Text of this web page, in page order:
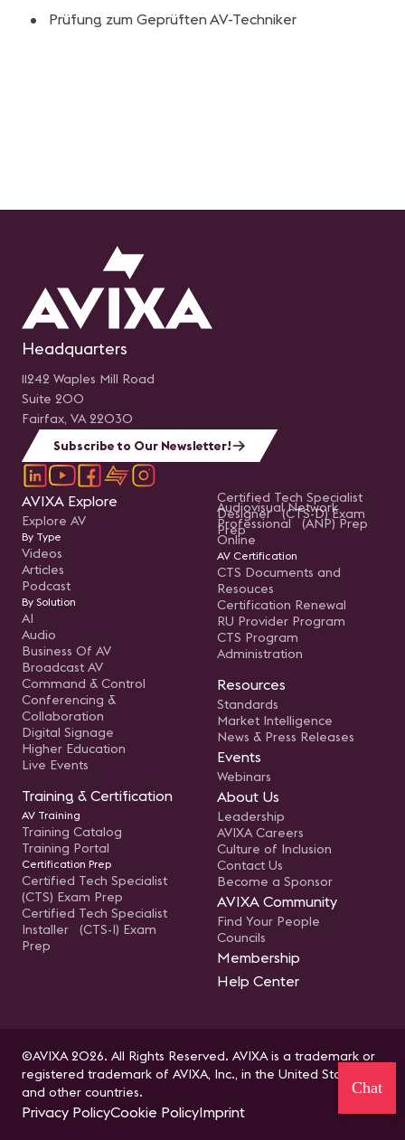
Prüfung zum Geprüften AV-Techniker
Headquarters
11242 Waples Mill Road
Suite 200
Fairfax, VA 22030
Subscribe to Our Newsletter!
AVIXA Explore
Explore AV
By Type
Videos
Articles
Podcast
By Solution
AI
Audio
Business Of AV
Broadcast AV
Command & Control
Conferencing &
Collaboration
Digital Signage
Higher Education
Live Events
Training & Certification
AV Training
Training Catalog
Training Portal
Certification Prep
Certified Tech Specialist
(CTS) Exam Prep
Certified Tech Specialist
Installer (CTS-I) Exam
Prep
Certified Tech Specialist
Designer (CTS-D) Exam
Prep
Audiovisual Network
Professional (ANP) Prep
Online
AV Certification
CTS Documents and
Resouces
Certification Renewal
RU Provider Program
CTS Program
Administration
Resources
Standards
Market Intelligence
News & Press Releases
Events
Webinars
About Us
Leadership
AVIXA Careers
Culture of Inclusion
Contact Us
Become a Sponsor
AVIXA Community
Find Your People
Councils
Membership
Help Center
©AVIXA 2026. All Rights Reserved. AVIXA is a trademark or
registered trademark of AVIXA, Inc., in the United States
and other countries.
Privacy PolicyCookie PolicyImprint
Chat